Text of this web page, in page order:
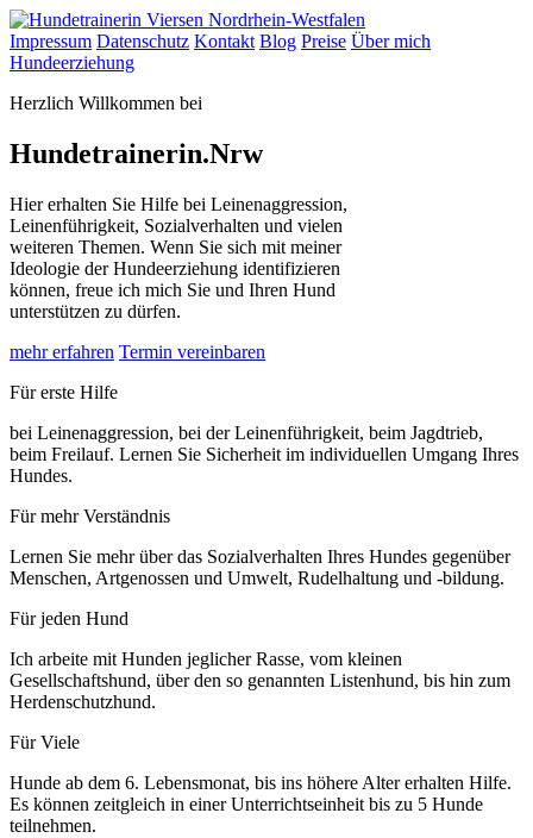
Impressum Datenschutz Kontakt Blog Preise Über mich
Hundeerziehung
Herzlich Willkommen bei
Hundetrainerin.Nrw
Hier erhalten Sie Hilfe bei Leinenaggression,
Leinenführigkeit, Sozialverhalten und vielen
weiteren Themen. Wenn Sie sich mit meiner
Ideologie der Hundeerziehung identifizieren
können, freue ich mich Sie und Ihren Hund
unterstützen zu dürfen.
mehr erfahren Termin vereinbaren
Für erste Hilfe
bei Leinenaggression, bei der Leinenführigkeit, beim Jagdtrieb,
beim Freilauf. Lernen Sie Sicherheit im individuellen Umgang Ihres
Hundes.
Für mehr Verständnis
Lernen Sie mehr über das Sozialverhalten Ihres Hundes gegenüber
Menschen, Artgenossen und Umwelt, Rudelhaltung und -bildung.
Für jeden Hund
Ich arbeite mit Hunden jeglicher Rasse, vom kleinen
Gesellschaftshund, über den so genannten Listenhund, bis hin zum
Herdenschutzhund.
Für Viele
Hunde ab dem 6. Lebensmonat, bis ins höhere Alter erhalten Hilfe.
Es können zeitgleich in einer Unterrichtseinheit bis zu 5 Hunde
teilnehmen.